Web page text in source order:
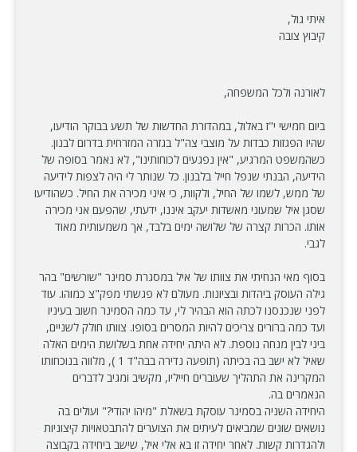
איתי גול,
קיבוץ צובה
לאורנה ולכל המשפחה,
ביום חמישי י"ז באלול, במהדורת החדשות של תשע בבוקר הודיעו,
שהיו הפגזות כבדות על מוצבי צה"ל בגזרה המזרחית בדרום לבנון.
כשהמשפט המרגיע, "אין נפגעים לכוחותינו", לא נאמר בסופה של
הידיעה, הבנתי שנפל חייל בלבנון. כל שנותר לי היה לצפות לידיעה
של ממש, לשמו של החיל, ולקוות, כי איני מכירה את החיל. כשהודיעו
שסגן איל שמעוני מאשדות יעקב איננו, ידעתי, שהפעם אני מכירה
אותו. הכרות קצרה של שלושה ימים בלבד, אך משמעותית מאוד
לגבי.
בסוף מאי הנחיתי את צוותו של איל במסגרת סמינר "שורשים" בהר
גילה העוסק ביהדות ובציונות. מעולם לא פגשתי מפק"צ כמוהו. עוד
לפני שנכנסנו לכתה הוא הבהיר לי, עד כמה הסמינר חשוב בעיניו
ועד כמה ברורים צריכים להיות המסרים בסופו. צוותו חולק לשניים,
ביני לבין מנחה נוספת. לא היתה יחידה אחת בשלושת הימים האלה
שאיל לא ישב בה בכיתה (תופעה נדירה בבה"ד 1 ), מלווה בנוכחותו
המקרינה את התהליך שעוברים חייליו, מקשיב ומגיב לדברים
הנאמרים בה.
היחידה השניה בסמינר עוסקת בשאלת "מיהו יהודי?" ועולים בה
נושאים שונים שמביאים לעיתים את הצוערים להתבטאויות קיצוניות
ולהגדרות קשות. לאחר יחידה זו בא אלי איל, שישב ביחידה בקבוצה